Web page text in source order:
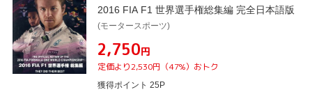
2016 FIA F1 世界選手権総集編 完全日本語版
(モータースポーツ)
¥2,750円
定価より2,530円（47%）おトク
獲得ポイント 25P